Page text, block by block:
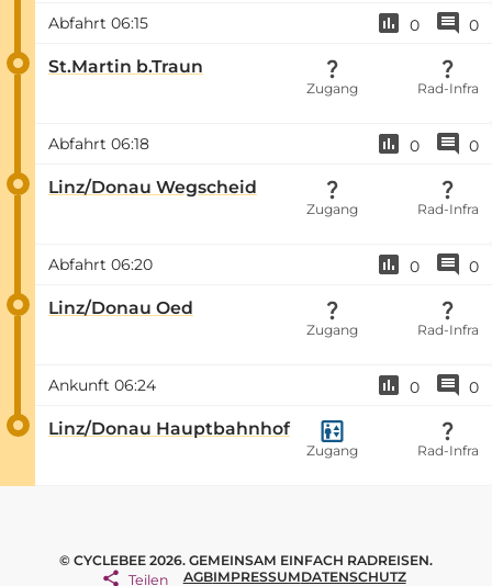
Abfahrt 06:15 0 0
St.Martin b.Traun
Zugang Rad-Infra
Abfahrt 06:18 0 0
Linz/Donau Wegscheid
Zugang Rad-Infra
Abfahrt 06:20 0 0
Linz/Donau Oed
Zugang Rad-Infra
Ankunft 06:24 0 0
Linz/Donau Hauptbahnhof
Zugang Rad-Infra
© CYCLEBEE 2026. GEMEINSAM EINFACH RADREISEN.
Teilen
AGBIMPRESSUMDATENSCHUTZ